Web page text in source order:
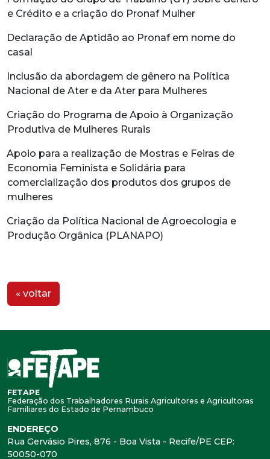
e Crédito e a criação do Pronaf Mulher
Declaração de Aptidão ao Pronaf em nome do
casal
Inclusão da abordagem de gênero na Política
Nacional de Ater e da Ater para Mulheres
Criação do Programa de Apoio à Organização
Produtiva de Mulheres Rurais
Apoio para a realização de Mostras e Feiras de
Economia Feminista e Solidária para
comercialização dos produtos dos grupos de
mulheres
Criação da Política Nacional de Agroecologia e
Produção Orgânica (PLANAPO)
« voltar
FETAPE
Federação dos Trabalhadores Rurais Agricultores e Agricultoras
Familiares do Estado de Pernambuco
ENDEREÇO
Rua Gervásio Pires, 876 - Boa Vista - Recife/PE CEP:
50050-070